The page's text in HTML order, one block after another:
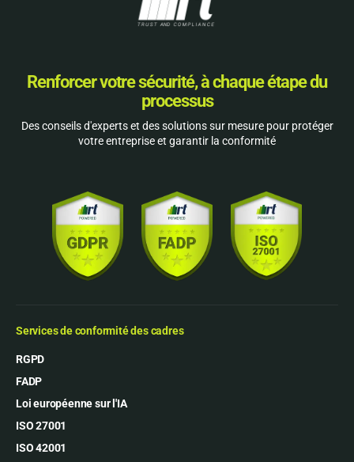
Renforcer votre sécurité, à chaque étape du
processus
Des conseils d'experts et des solutions sur mesure pour protéger
votre entreprise et garantir la conformité
Services de conformité des cadres
RGPD
FADP
Loi européenne sur l'IA
ISO 27001
ISO 42001